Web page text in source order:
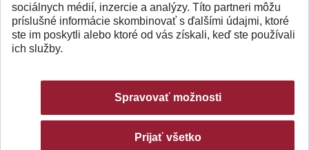
sociálnych médií, inzercie a analýzy. Títo partneri môžu
príslušné informácie skombinovať s ďalšími údajmi, ktoré
ste im poskytli alebo ktoré od vás získali, keď ste používali
ich služby.
Spravovať možnosti
Prijať všetko